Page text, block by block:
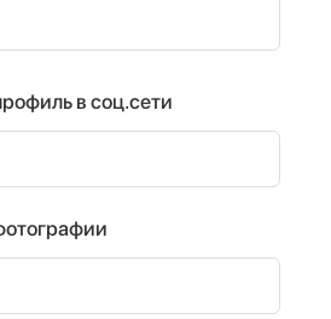
в соц.сети